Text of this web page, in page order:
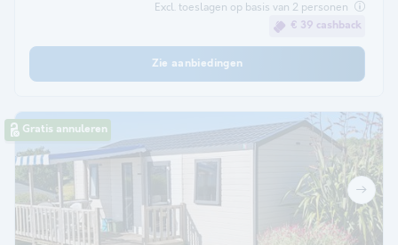
Excl. toeslagen op basis van 2 personen
€ 39 cashback
Zie aanbiedingen
Gratis annuleren